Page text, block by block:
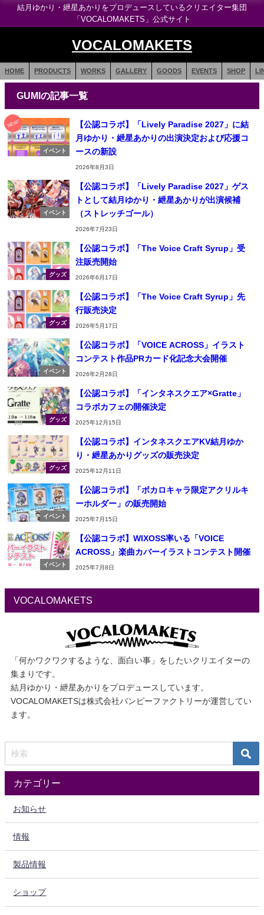
結月ゆかり・紲星あかりをプロデュースしているクリエイター集団
「VOCALOMAKETS」公式サイト
VOCALOMAKETS
HOME PRODUCTS WORKS GALLERY GOODS EVENTS SHOP
GUMIの記事一覧
NEW!
イベント
【公認コラボ】「Lively Paradise 2027」に結
月ゆかり・紲星あかりの出演決定および応援コ
ースの新設
2026年8月3日
イベント
【公認コラボ】「Lively Paradise 2027」ゲス
トとして結月ゆかり・紲星あかりが出演候補
（ストレッチゴール）
2026年7月23日
グッズ
【公認コラボ】「The Voice Craft Syrup」受
注販売開始
2026年6月17日
グッズ
【公認コラボ】「The Voice Craft Syrup」先
行販売決定
2026年5月17日
イベント
【公認コラボ】「VOICE ACROSS」イラスト
コンテスト作品PRカード化記念大会開催
2026年2月28日
グッズ
【公認コラボ】「インタネスクエア×Gratte」
コラボカフェの開催決定
2025年12月15日
グッズ
【公認コラボ】インタネスクエアKV結月ゆか
り・紲星あかりグッズの販売決定
2025年12月11日
イベント
【公認コラボ】「ボカロキャラ限定アクリルキ
ーホルダー」の販売開始
2025年7月15日
イベント
【公認コラボ】WIXOSS率いる「VOICE
ACROSS」楽曲カバーイラストコンテスト開催
2025年7月8日
VOCALOMAKETS
「何かワクワクするような、面白い事」をしたいクリエイターの
集まりです。
結月ゆかり・紲星あかりをプロデュースしています。
VOCALOMAKETSは株式会社バンピーファクトリーが運営してい
ます。
カテゴリー
お知らせ
情報
製品情報
ショップ